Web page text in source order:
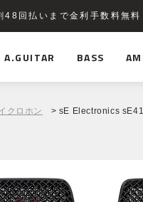
回払いまで金利手数料無料
A.GUITAR BASS
クロホン > sE Electronics